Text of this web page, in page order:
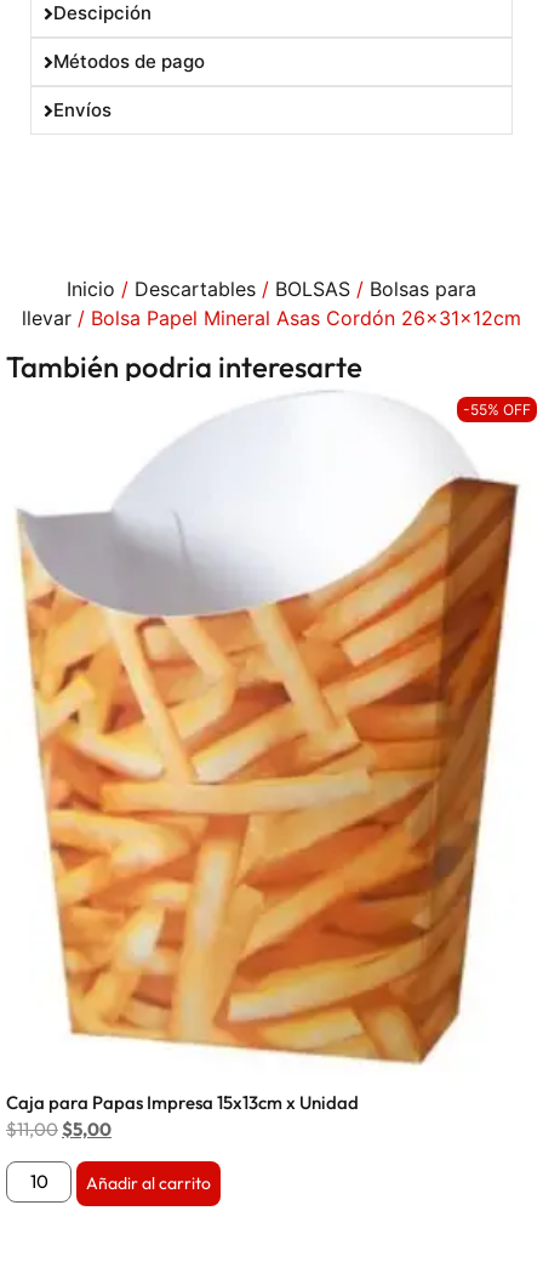
Descipción
Métodos de pago
Envíos
Inicio / Descartables / BOLSAS / Bolsas para
llevar / Bolsa Papel Mineral Asas Cordón 26x31x12cm
También podria interesarte
-55% OFF
Caja para Papas Impresa 15x13cm x Unidad
$11,00$5,00
Añadir al carrito